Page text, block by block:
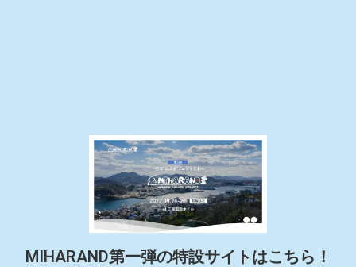
MIHARAND第一弾の特設サイトはこちら！